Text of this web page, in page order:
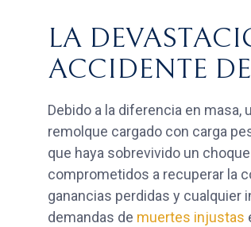
LA
ACCIDENTE
Debido a la diferencia en masa,
remolque cargado con carga
que haya sobrevivido un
comprometidos a recuperar la
ganancias perdidas y cualquier
demandas de muertes injustas